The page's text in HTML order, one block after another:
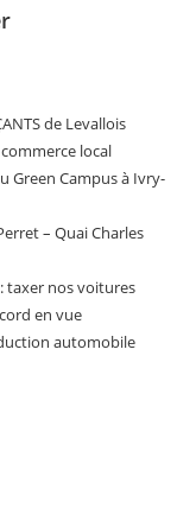
de Levallois
local
Green Campus à Ivry-
– Quai Charles
taxer nos voitures
en vue
automobile